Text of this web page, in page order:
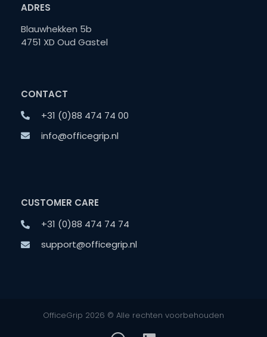
ADRES
Blauwhekken 5b
4751 XD Oud Gastel
CONTACT
+31 (0)88 474 74 00
info@officegrip.nl
CUSTOMER CARE
+31 (0)88 474 74 74
support@officegrip.nl
OfficeGrip 2026 © Alle rechten voorbehouden